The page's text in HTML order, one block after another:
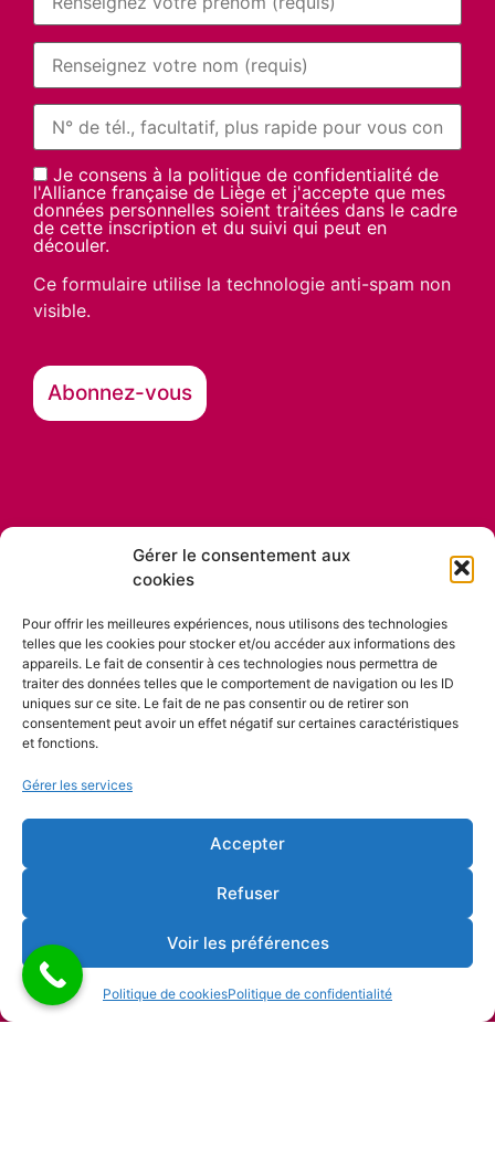
Gérer le consentement aux
cookies
Pour offrir les meilleures expériences, nous utilisons des technologies
telles que les cookies pour stocker et/ou accéder aux informations des
appareils. Le fait de consentir à ces technologies nous permettra de
traiter des données telles que le comportement de navigation ou les ID
uniques sur ce site. Le fait de ne pas consentir ou de retirer son
consentement peut avoir un effet négatif sur certaines caractéristiques
et fonctions.
Gérer les services
Accepter
Refuser
Voir les préférences
Politique de cookiesPolitique de confidentialité
Je consens à la politique de confidentialité de
l'Alliance française de Liège et j'accepte que mes
données personnelles soient traitées dans le cadre
de cette inscription et du suivi qui peut en
découler.
Ce formulaire utilise la technologie anti-spam non
visible.
Nos partenaires